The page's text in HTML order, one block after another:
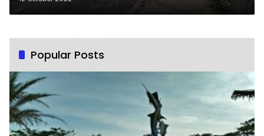
Popular Posts